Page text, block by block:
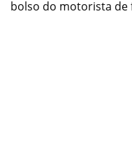
bolso do motorista de